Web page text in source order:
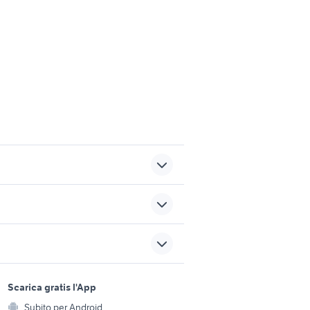
interno macchina fotografica
Scarica gratis l'App